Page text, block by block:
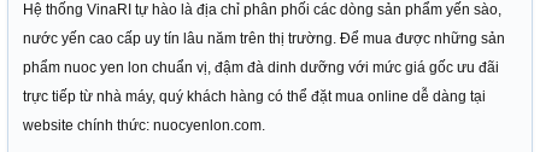
Hệ thống VinaRI tự hào là địa chỉ phân phối các dòng sản phẩm yến sào,
nước yến cao cấp uy tín lâu năm trên thị trường. Để mua được những sản
phẩm nuoc yen lon chuẩn vị, đậm đà dinh dưỡng với mức giá gốc ưu đãi
trực tiếp từ nhà máy, quý khách hàng có thể đặt mua online dễ dàng tại
website chính thức: nuocyenlon.com.